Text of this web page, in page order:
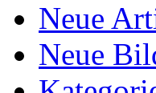
Neue
Neue